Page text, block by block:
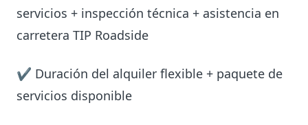
servicios + inspección técnica + asistencia en
carretera TIP Roadside
✔ Duración del alquiler flexible + paquete de
servicios disponible